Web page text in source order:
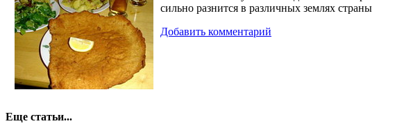
сильно разнится в различных землях страны
Добавить комментарий
Еще статьи...